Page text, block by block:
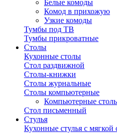
Белые комоды
Комод в прихожую
Узкие комоды
Тумбы под ТВ
Тумбы прикроватные
Столы
Кухонные столы
Стол раздвижной
Столы-книжки
Столы журнальные
Столы компьютерные
Компьютерные
Стол письменный
Стулья
Кухонные стулья с мягкой